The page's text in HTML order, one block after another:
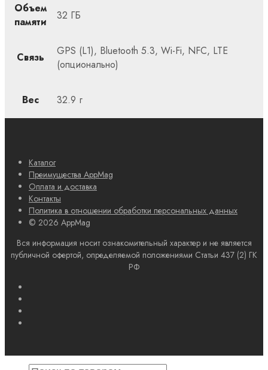
Объем
памяти
32 ГБ
Связь
GPS (L1), Bluetooth 5.3, Wi-Fi, NFC, LTE
(опционально)
Вес 32.9 г
Каталог
Преимущества AppMag
Оплата и доставка
Контакты
Политика в отношении обработки персональных данных
© 2026 AppMag
Вся информация носит ознакомительный характер и не является
публичной офертой, определяемой положениями Статьи 437 (2) ГК
РФ